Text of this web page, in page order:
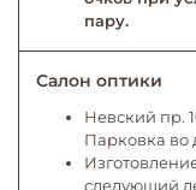
пару.
Салон оптики
Невский пр.
Парковка во
следующий